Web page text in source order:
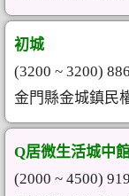
初城
(3200 ~ 3200)
金門縣金城鎮民
Q居微生活城中
(2000 ~ 4500)